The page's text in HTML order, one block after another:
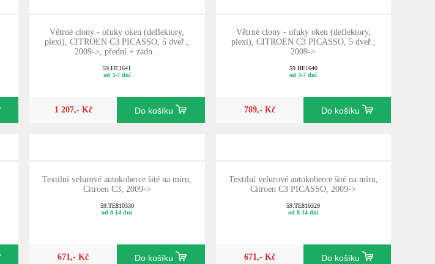
Větrné clony - ofuky oken (deflektory,
plexi), CITROEN C3 PICASSO, 5 dveř.,
2009->, přední + zadn...
59.HE1641
od 3-7 dní
1 207,- Kč Do košíku
Větrné clony - ofuky oken (deflektory,
plexi), CITROEN C3 PICASSO, 5 dveř.,
2009->
59.HE1640
od 3-7 dní
789,- Kč Do košíku
Textilní velurové autokoberce šité na míru,
Citroen C3, 2009->
59.TE810330
od 8-14 dní
671,- Kč Do košíku
Textilní velurové autokoberce šité na míru,
Citroen C3 PICASSO, 2009->
59.TE810329
od 8-14 dní
671,- Kč Do košíku